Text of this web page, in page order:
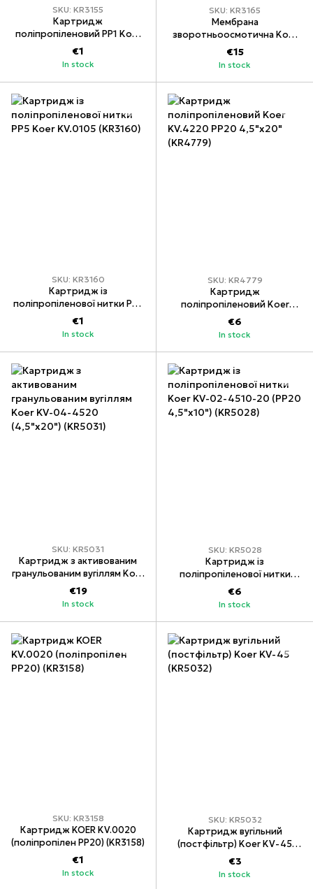
SKU: KR3155
Картридж
поліпропіленовий PP1 Koer
KV.0001 (KR3155)
€1
In stock
SKU: KR3165
Мембрана
зворотньоосмотична Koer
KV.0450 50 GPD (KR3165)
€15
In stock
SKU: KR3160
Картридж із
поліпропіленової нитки PP5
Koer KV.0105 (KR3160)
€1
In stock
SKU: KR4779
Картридж
поліпропіленовий Koer
KV.4220 PP20 4,5"x20"
(KR4779)
€6
In stock
SKU: KR5031
Картридж з активованим
гранульованим вугіллям Koer
KV-04-4520 (4,5"x20")
(KR5031)
€19
In stock
SKU: KR5028
Картридж із
поліпропіленової нитки
Koer KV-02-4510-20 (PP20
4,5"x10") (KR5028)
€6
In stock
SKU: KR3158
Картридж KOER KV.0020
(поліпропілен PP20) (KR3158)
€1
In stock
SKU: KR5032
Картридж вугільний
(постфільтр) Koer KV-45
(KR5032)
€3
In stock